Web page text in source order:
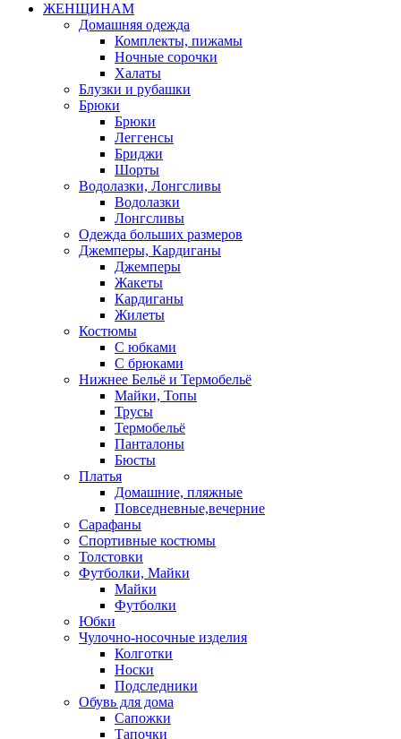
ЖЕНЩИНАМ
Домашняя одежда
Комплекты, пижамы
Ночные сорочки
Халаты
Блузки и рубашки
Брюки
Брюки
Леггенсы
Бриджи
Шорты
Водолазки, Лонгсливы
Водолазки
Лонгсливы
Одежда больших размеров
Джемперы, Кардиганы
Джемперы
Жакеты
Кардиганы
Жилеты
Костюмы
С юбками
С брюками
Нижнее Бельё и Термобельё
Майки, Топы
Трусы
Термобельё
Панталоны
Бюсты
Платья
Домашние, пляжные
Повседневные,вечерние
Сарафаны
Спортивные костюмы
Толстовки
Футболки, Майки
Майки
Футболки
Юбки
Чулочно-носочные изделия
Колготки
Носки
Подследники
Обувь для дома
Сапожки
Тапочки